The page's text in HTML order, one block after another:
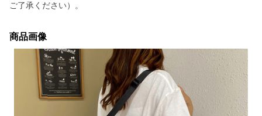
ご了承ください）。
商品画像